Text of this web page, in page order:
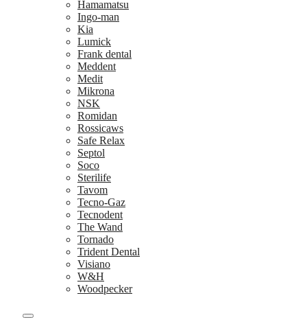
Hamamatsu
Ingo-man
Kia
Lumick
Frank dental
Meddent
Medit
Mikrona
NSK
Romidan
Rossicaws
Safe Relax
Septol
Soco
Sterilife
Tavom
Tecno-Gaz
Tecnodent
The Wand
Tornado
Trident Dental
Visiano
W&H
Woodpecker